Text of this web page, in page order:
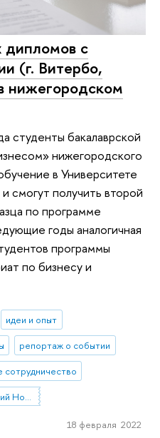
с
(г. Витербо,
нижегородском
студенты бакалаврской
нижегородского
в Университете
смогут получить второй
по программе
годы аналогичная
программы
по бизнесу и
идеи и опыт
репортаж о событии
18 февраля 2022